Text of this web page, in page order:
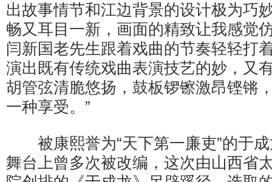
出故事情节和江边背景的设计极为巧
畅又耳目一新，画面的精致让我感觉
闫新国老先生跟着戏曲的节奏轻轻打
演出既有传统戏曲表演技艺的妙，又
胡管弦清脆悠扬，鼓板锣镲激昂铿锵
一种享受。”
被康熙誉为“天下第一廉吏”的于成
舞台上曾多次被改编，这次由山西省